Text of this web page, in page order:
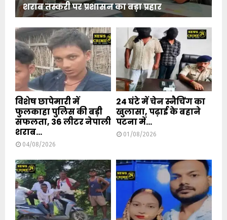
शराब तस्करी पर प्रशासन का बड़ा प्रहार
विशेष छापेमारी में
फुलकाहा पुलिस की बड़ी
सफलता, 36 लीटर नेपाली
शराब...
04/08/2026
24 घंटे में चेन स्नैचिंग का
खुलासा, पढ़ाई के बहाने
पटना में...
01/08/2026